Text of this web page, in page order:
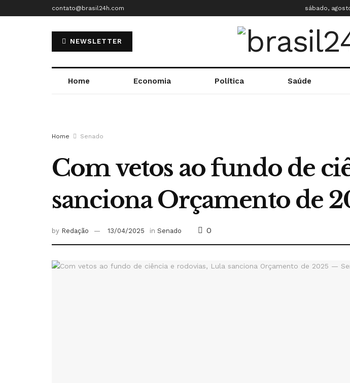
contato@brasil24h.com sábado,
NEWSLETTER
Home Economia Política Saúde
Home Senado
Com vetos ao fundo de
sanciona Orçamento de
by Redação 13/04/2025 in Senado 0